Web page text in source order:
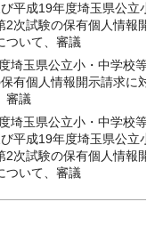
平成19年度埼玉県公立小
2次試験の保有個人情報開
ついて、審議
埼玉県公立小・中学校等
有個人情報開示請求に対
審議
埼玉県公立小・中学校等
平成19年度埼玉県公立小
2次試験の保有個人情報開
ついて、審議